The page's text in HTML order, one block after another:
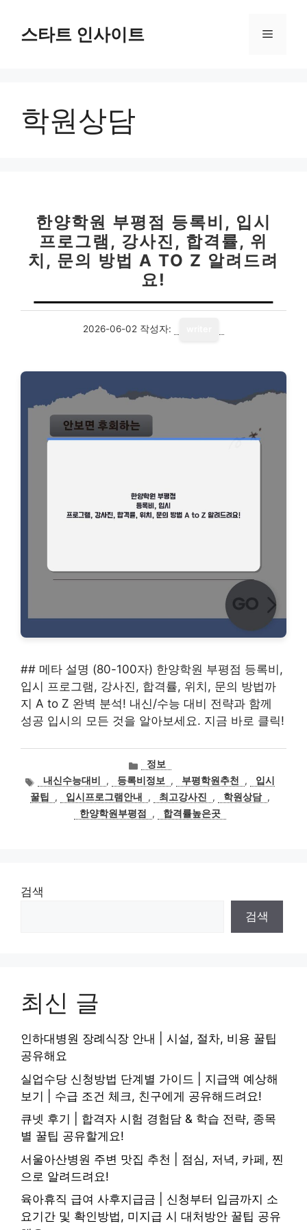
스타트 인사이트 메
학원상담
한양학원 부평점 등록비, 입시
프로그램, 강사진, 합격률, 위
치, 문의 방법 A TO Z 알려드려
요!
2026-06-02 작성자:
## 메타 설명 (80-100자) 한양학원 부평점 등록비,
입시 프로그램, 강사진, 합격률, 위치, 문의 방법까
지 A to Z 완벽 분석! 내신/수능 대비 전략과 함께
성공 입시의 모든 것을 알아보세요. 지금 바로 클릭!
카
테
고
리
정보
태
그
내신수능대비 , 등록비정보 , 부평학원추천 ,
입시
꿀팁
, 입시프로그램안내 , 최고강사진 , 학원상담 ,
한양학원부평점
, 합격률높은곳
검색
검색
최신 글
인하대병원 장례식장 안내 | 시설, 절차, 비용 꿀팁
공유해요
실업수당 신청방법 단계별 가이드 | 지급액 예상해
보기 | 수급 조건 체크, 친구에게 공유해드려요!
큐넷 후기 | 합격자 시험 경험담 & 학습 전략, 종목
별 꿀팁 공유할게요!
서울아산병원 주변 맛집 추천 | 점심, 저녁, 카페, 찐
으로 알려드려요!
육아휴직 급여 사후지급금 | 신청부터 입금까지 소
요기간 및 확인방법, 미지급 시 대처방안 꿀팁 공유